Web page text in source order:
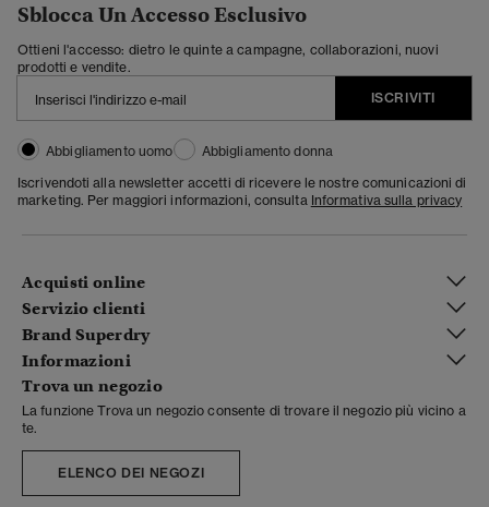
Sblocca Un Accesso Esclusivo
Ottieni l'accesso: dietro le quinte a campagne, collaborazioni, nuovi
prodotti e vendite.
ISCRIVITI
Abbigliamento uomo
Abbigliamento donna
Iscrivendoti alla newsletter accetti di ricevere le nostre comunicazioni di
marketing. Per maggiori informazioni, consulta Informativa sulla privacy
Acquisti online
Servizio clienti
Brand Superdry
Informazioni
Trova un negozio
La funzione Trova un negozio consente di trovare il negozio più vicino a
te.
ELENCO DEI NEGOZI